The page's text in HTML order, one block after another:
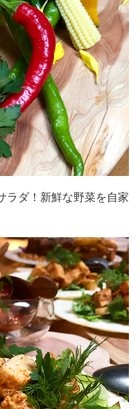
ラダ！新鮮な野菜を自家